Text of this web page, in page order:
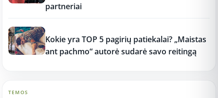
partneriai
Kokie yra TOP 5 pagirių patiekalai? „Maistas
ant pachmo“ autorė sudarė savo reitingą
TEMOS